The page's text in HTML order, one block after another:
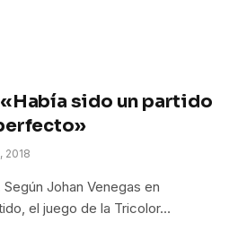
«Había sido un partido
2018
Johan Venegas en
el juego de la Tricolor…